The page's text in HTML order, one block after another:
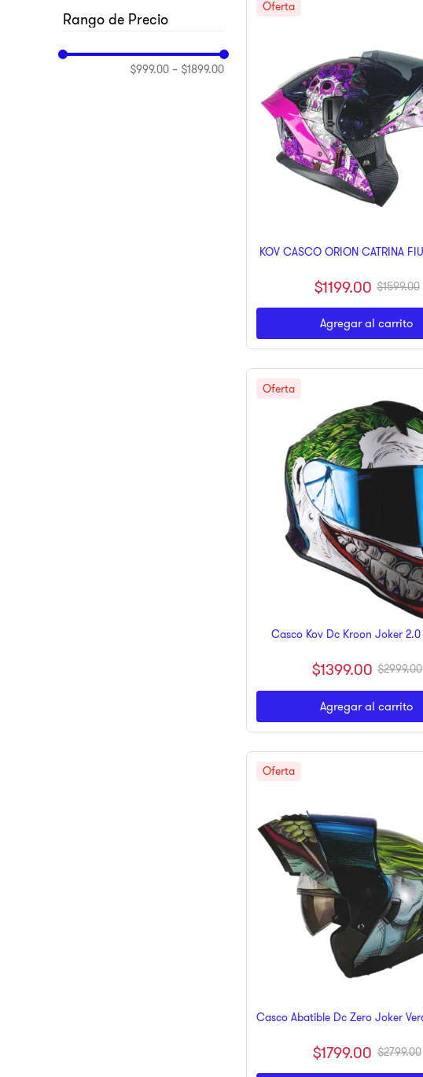
$999.00 – $1899.00
KOV CASCO ORION CATRINA
$1199.00 $1599.00
Agregar al carrito
Casco Kov Dc Kroon Joker 2.0
$1399.00 $2999.00
Agregar al carrito
Casco Abatible Dc Zero Joker
$1799.00 $2799.00